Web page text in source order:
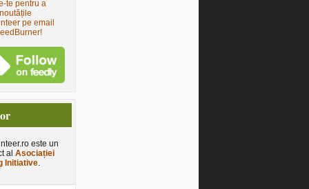
te pentru a
pe email
este un
al Asociației
Initiative.